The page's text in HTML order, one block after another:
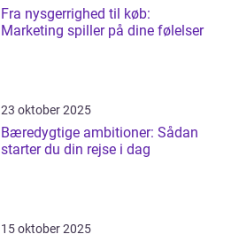
Fra nysgerrighed til køb:
Marketing spiller på dine følelser
23 oktober 2025
Bæredygtige ambitioner: Sådan
starter du din rejse i dag
15 oktober 2025